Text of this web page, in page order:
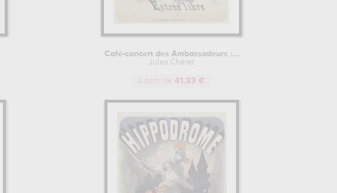
Café-concert des Ambassadeurs :...
Jules Chéret
A partir de 41.33 €